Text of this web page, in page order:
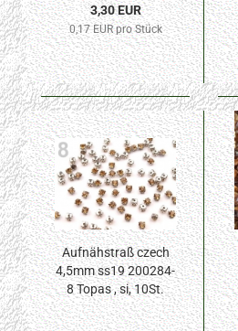
3,30 EUR
0,17 EUR pro Stück
Aufnähstraß czech
4,5mm ss19 200284-
8 Topas , si, 10St.